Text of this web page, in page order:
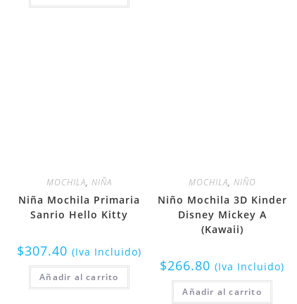
MOCHILA, NIÑA
Niña Mochila Primaria
Sanrio Hello Kitty
$307.40 (Iva Incluido)
Añadir al carrito
MOCHILA, NIÑO
Niño Mochila 3D Kinder
Disney Mickey A
(Kawaii)
$266.80 (Iva Incluido)
Añadir al carrito